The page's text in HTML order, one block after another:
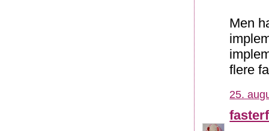
Men
flere
25.